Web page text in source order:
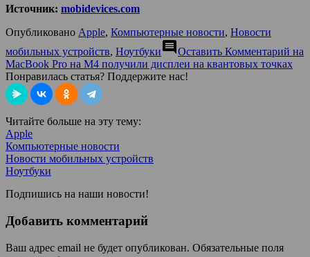
Источник: mobidevices.com
Опубликовано Apple, Компьютерные новости, Новости
мобильных устройств, Ноутбукиcomment Оставить Комментарий на
MacBook Pro на M4 получили дисплеи на квантовых точках
Понравилась статья? Поддержите нас!
Читайте больше на эту тему:
Apple
Компьютерные новости
Новости мобильных устройств
Ноутбуки
Подпишись на наши новости!
Добавить комментарий
Ваш адрес email не будет опубликован. Обязательные поля